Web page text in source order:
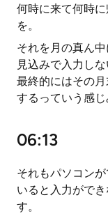
何時に来て何時
を。
それを月の真ん
見込みで入力し
最終的にはその
するっていう感じ
06:13
それもパソコン
いると入力がで
す。